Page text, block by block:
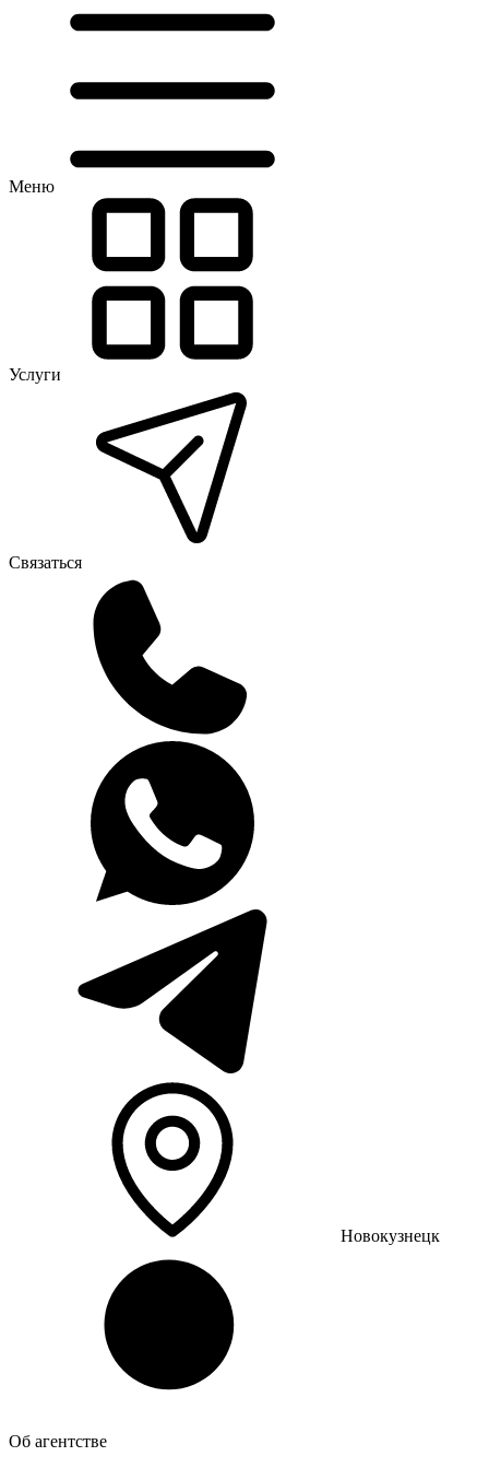
Меню
Услуги
Связаться
Новокузнецк
Об агентстве